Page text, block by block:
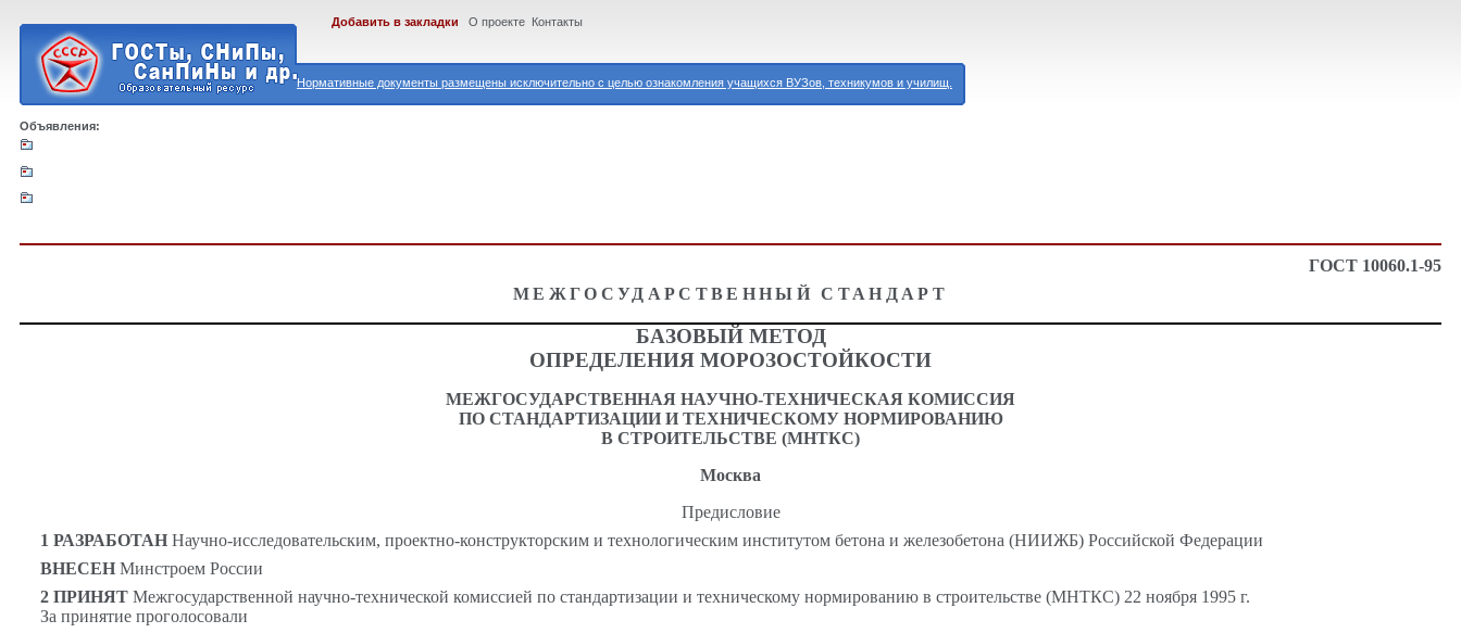
Нормативные документы размещены исключительно с целью ознакомления учащихся ВУЗов, техникумов и училищ.
Добавить в закладки О проекте Контакты
Объявления:
ГОСТ 10060.1-95
МЕЖГОСУДАРСТВЕННЫЙ СТАНДАРТ
БАЗОВЫЙ МЕТОД
ОПРЕДЕЛЕНИЯ МОРОЗОСТОЙКОСТИ
МЕЖГОСУДАРСТВЕННАЯ НАУЧНО-ТЕХНИЧЕСКАЯ КОМИССИЯ
ПО СТАНДАРТИЗАЦИИ И ТЕХНИЧЕСКОМУ НОРМИРОВАНИЮ
В СТРОИТЕЛЬСТВЕ (МНТКС)
Москва
Предисловие
1 РАЗРАБОТАННаучно-исследовательским, проектно-конструкторским и технологическим институтом бетона и железобетона (НИИЖБ) Российской Федерации
ВНЕСЕНМинстроем России
2 ПРИНЯТМежгосударственной научно-технической комиссией по стандартизации и техническому нормированию в строительстве (МНТКС) 22 ноября 1995 г.
За принятие проголосовали